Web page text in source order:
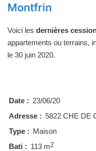
Montfrin
Voici les dernières
appartements ou terrains,
le 30 juin 2020.
Date : 23/06/20
Adresse : 5822 CHE DE
Type : Maison
Bati : 113 m2